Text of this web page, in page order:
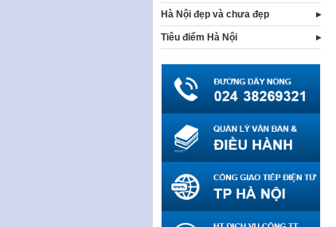
Hà Nội đẹp và chưa đẹp
Tiêu điểm Hà Nội